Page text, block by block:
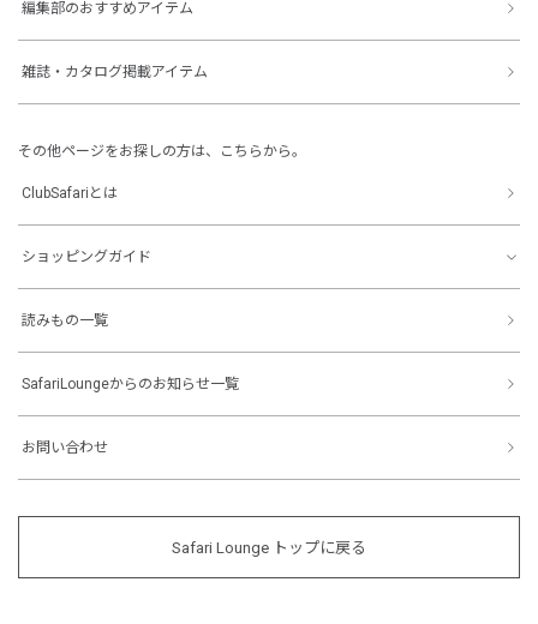
編集部のおすすめアイテム
雑誌・カタログ掲載アイテム
その他ページをお探しの方は、こちらから。
ClubSafariとは
ショッピングガイド
読みもの一覧
SafariLoungeからのお知らせ一覧
お問い合わせ
Safari Lounge トップに戻る